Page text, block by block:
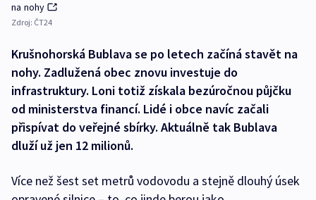
na nohy
Zdroj: ČT24
Krušnohorská Bublava se po letech začíná stavět na
nohy. Zadlužená obec znovu investuje do
infrastruktury. Loni totiž získala bezúročnou půjčku
od ministerstva financí. Lidé i obce navíc začali
přispívat do veřejné sbírky. Aktuálně tak Bublava
dluží už jen 12 milionů.
Více než šest set metrů vodovodu a stejně dlouhý úsek